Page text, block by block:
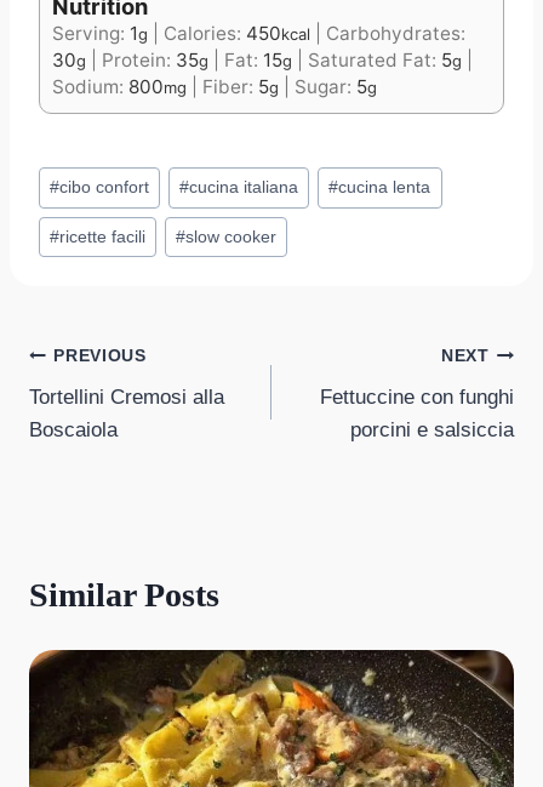
Nutrition
Serving: 1g Calories: 450kcal
Carbohydrates:
30g Protein: 35g Fat: 15g Saturated Fat: 5g
Sodium: 800mg Fiber: 5g Sugar: 5g
Post
Tags:
#cibo confort #cucina italiana #cucina lenta
#ricette facili #slow cooker
Post
navigation
PREVIOUS
Tortellini Cremosi alla
Boscaiola
NEXT
Fettuccine con funghi
porcini e salsiccia
Similar Posts